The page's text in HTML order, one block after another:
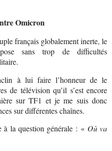
Omicron
français globalement inerte, le
sans trop de difficultés
à lui faire l’honneur de le
de télévision qu’il s’est encore
sur TF1 et je me suis donc
sur différentes chaînes.
la question générale : « Où va